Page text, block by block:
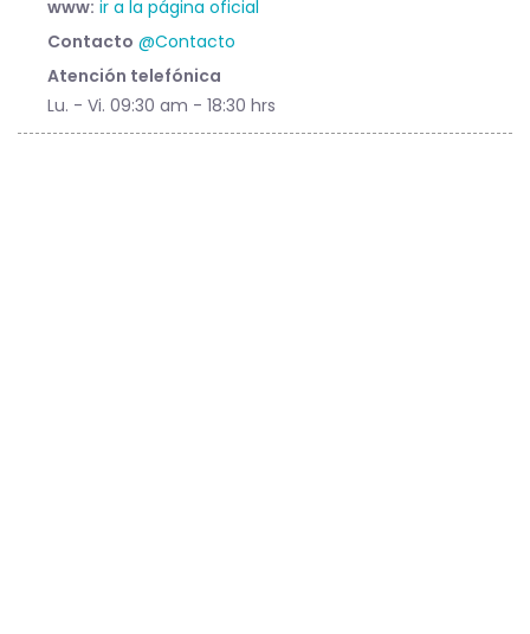
www: ir a la página oficial
Contacto @Contacto
Atención telefónica
Lu. - Vi. 09:30 am - 18:30 hrs